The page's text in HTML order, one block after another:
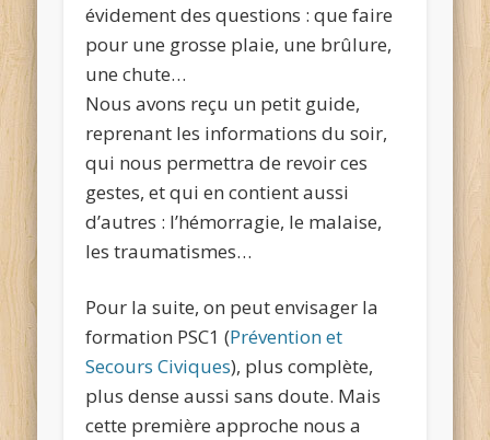
évidement des questions : que faire
pour une grosse plaie, une brûlure,
une chute…
Nous avons reçu un petit guide,
reprenant les informations du soir,
qui nous permettra de revoir ces
gestes, et qui en contient aussi
d’autres : l’hémorragie, le malaise,
les traumatismes…
Pour la suite, on peut envisager la
formation PSC1 (Prévention et
Secours Civiques), plus complète,
plus dense aussi sans doute. Mais
cette première approche nous a